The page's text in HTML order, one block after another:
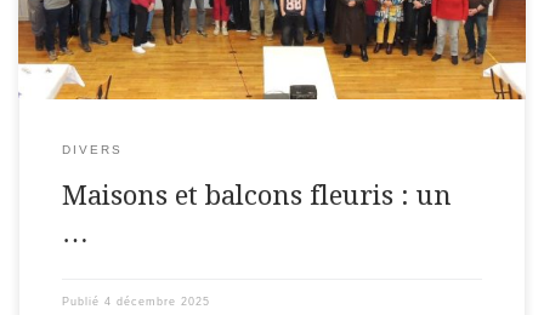
DIVERS
Maisons et balcons fleuris : un
…
Publié 4 décembre 2025